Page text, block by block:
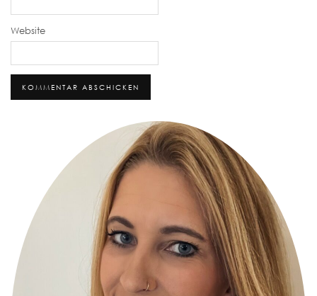
Website